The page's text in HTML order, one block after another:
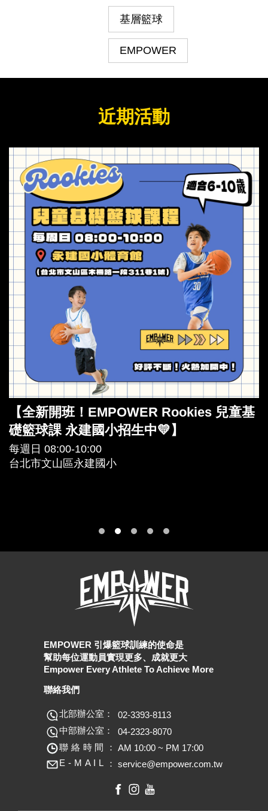
基層籃球
EMPOWER
近期活動
【全新開班！EMPOWER Rookies 兒童基
礎籃球課 永建國小招生中💛】
每週日 08:00-10:00
台北市文山區永建國小
EMPOWER 引爆籃球訓練的使命是
幫助每位運動員實現更多、成就更大
Empower Every Athlete To Achieve More
聯絡我們
北部辦公室：
02-3393-8113
中部辦公室：
04-2323-8070
聯絡時間： AM 10:00 ~ PM 17:00
E - M A I L ： service@empower.com.tw